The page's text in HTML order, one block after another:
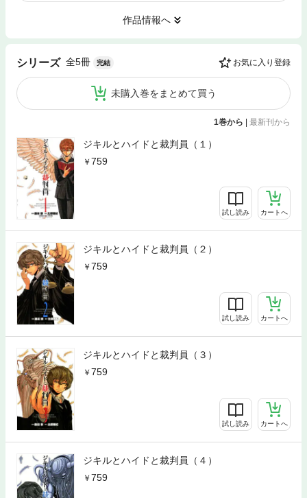
作品情報へ
シリーズ 全5冊 完結 お気に入り登録
未購入巻をまとめて買う
1巻から | 最新刊から
ジキルとハイドと裁判員（１）
759
試し読み カートへ
ジキルとハイドと裁判員（２）
759
試し読み カートへ
ジキルとハイドと裁判員（３）
759
試し読み カートへ
ジキルとハイドと裁判員（４）
759